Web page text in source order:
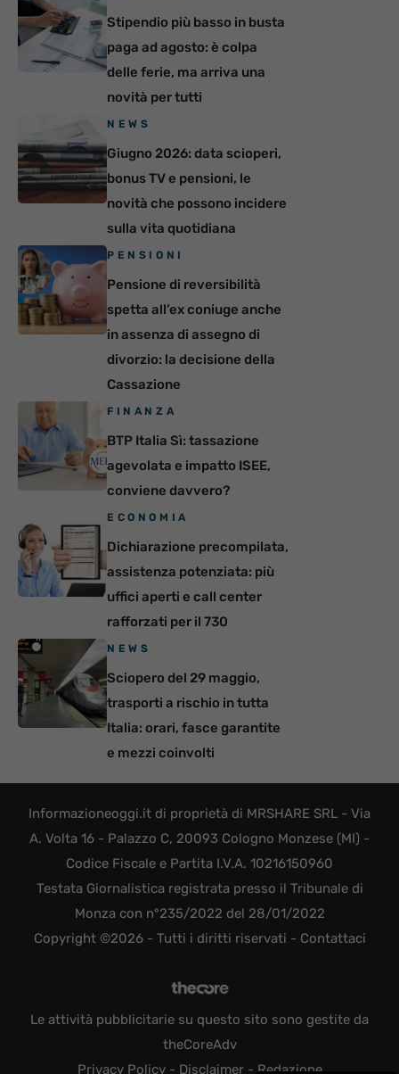
Stipendio più basso in busta
paga ad agosto: è colpa
delle ferie, ma arriva una
novità per tutti
NEWS
Giugno 2026: data scioperi,
bonus TV e pensioni, le
novità che possono incidere
sulla vita quotidiana
PENSIONI
Pensione di reversibilità
spetta all’ex coniuge anche
in assenza di assegno di
divorzio: la decisione della
Cassazione
FINANZA
BTP Italia Sì: tassazione
agevolata e impatto ISEE,
conviene davvero?
ECONOMIA
Dichiarazione precompilata,
assistenza potenziata: più
uffici aperti e call center
rafforzati per il 730
NEWS
Sciopero del 29 maggio,
trasporti a rischio in tutta
Italia: orari, fasce garantite
e mezzi coinvolti
Informazioneoggi.it di proprietà di MRSHARE SRL - Via
A. Volta 16 - Palazzo C, 20093 Cologno Monzese (MI) -
Codice Fiscale e Partita I.V.A. 10216150960
Testata Giornalistica registrata presso il Tribunale di
Monza con n°235/2022 del 28/01/2022
Copyright ©2026 - Tutti i diritti riservati - Contattaci
Le attività pubblicitarie su questo sito sono gestite da
theCoreAdv
Privacy Policy- Disclaimer- Redazione